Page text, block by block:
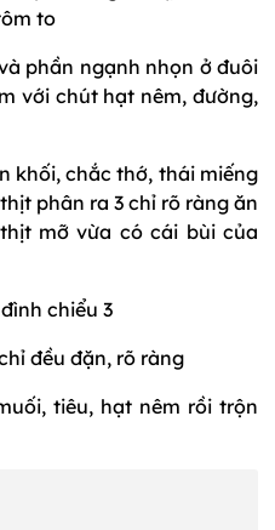
to
phần ngạnh nhọn ở đuôi
với chút hạt nêm, đường,
khối, chắc thớ, thái miếng
phân ra 3 chỉ rõ ràng ăn
mỡ vừa có cái bùi của
đều đặn, rõ ràng
tiêu, hạt nêm rồi trộn